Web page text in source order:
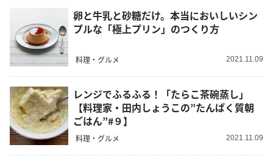
卵と牛乳と砂糖だけ。本当においしいシン
プルな「極上プリン」のつくり方
料理・グルメ 2021.11.09
レンジでふるふる！「たらこ茶碗蒸し」
【料理家・田内しょうこの”たんぱく質朝
ごはん”#９】
料理・グルメ 2021.11.09